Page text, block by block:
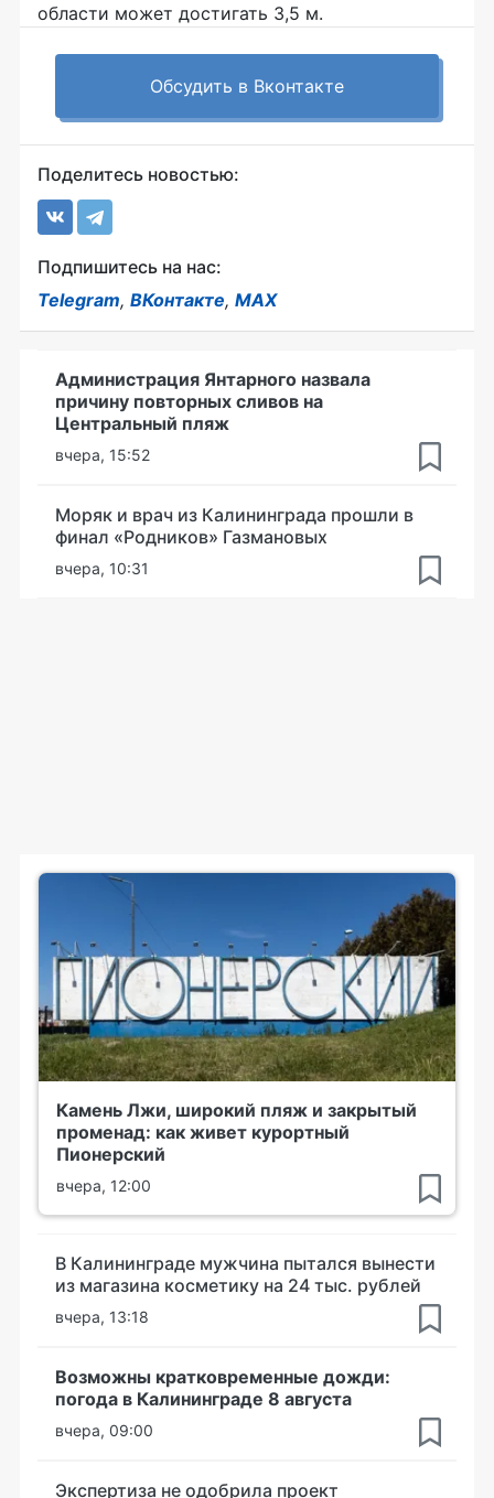
области может достигать 3,5 м.
Обсудить в Вконтакте
Поделитесь новостью:
Подпишитесь на нас:
Telegram, ВКонтакте, MAX
Администрация Янтарного назвала
причину повторных сливов на
Центральный пляж
вчера, 15:52
Моряк и врач из Калининграда прошли в
финал «Родников» Газмановых
вчера, 10:31
Камень Лжи, широкий пляж и закрытый
променад: как живет курортный
Пионерский
вчера, 12:00
В Калининграде мужчина пытался вынести
из магазина косметику на 24 тыс. рублей
вчера, 13:18
Возможны кратковременные дожди:
погода в Калининграде 8 августа
вчера, 09:00
Экспертиза не одобрила проект